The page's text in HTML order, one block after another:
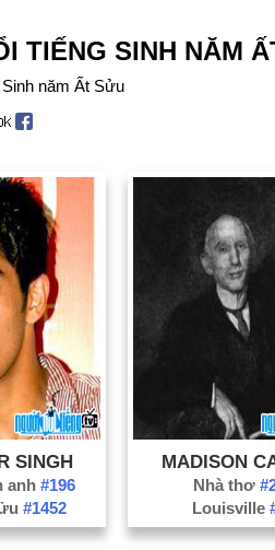
TIẾNG SINH NĂM
Sinh năm Ất Sửu
SINGH
anh #196
#1452
MADISON
Nhà thơ
Louisville